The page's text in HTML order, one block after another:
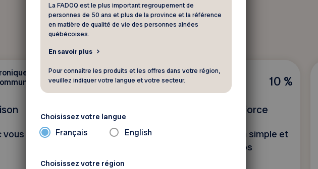
10 %
-
dans vos projets!
10 %
Électronique -
Télécommunication
Home-Use par SaaSforce
Antivirus : une solution simple et
sécurisée pour tous vos
La FADOQ est le plus important regroupement de
personnes de 50 ans et plus de la province et la référence
en matière de qualité de vie des personnes aînées
québécoises.
En savoir plus
Pour connaître les produits et les offres dans votre région,
veuillez indiquer votre langue et votre secteur.
Choisissez votre langue
Français English
Choisissez votre région